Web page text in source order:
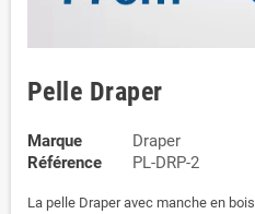
Pelle Draper
Marque
Draper
Référence
PL-DRP-2
La pelle Draper avec manche en bois